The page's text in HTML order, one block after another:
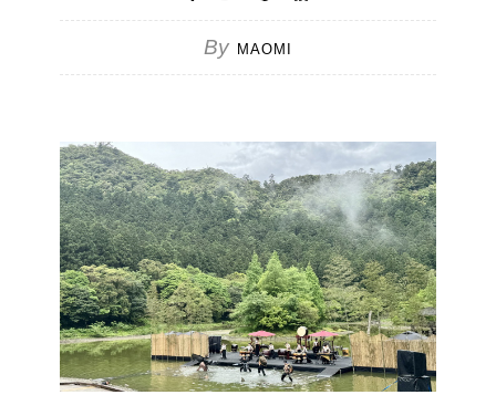
By MAOMI